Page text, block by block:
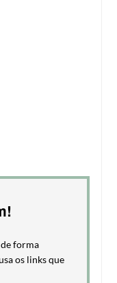
forma
os links que